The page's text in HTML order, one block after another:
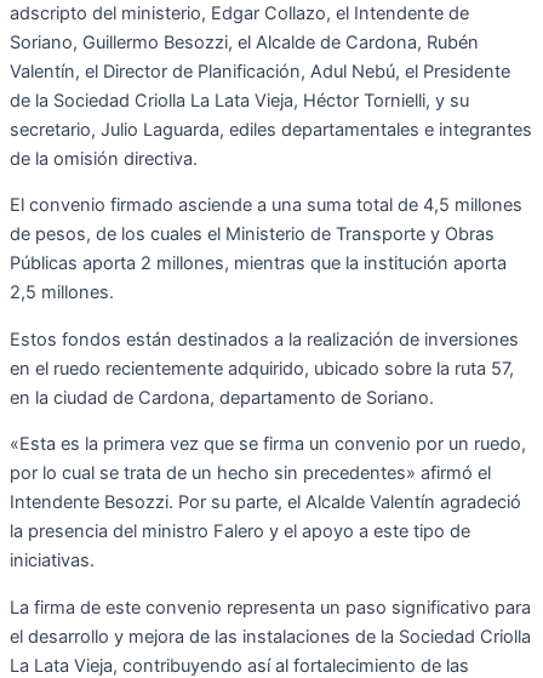
adscripto del ministerio, Edgar Collazo, el Intendente de
Soriano, Guillermo Besozzi, el Alcalde de Cardona, Rubén
Valentín, el Director de Planificación, Adul Nebú, el Presidente
de la Sociedad Criolla La Lata Vieja, Héctor Tornielli, y su
secretario, Julio Laguarda, ediles departamentales e integrantes
de la omisión directiva.
El convenio firmado asciende a una suma total de 4,5 millones
de pesos, de los cuales el Ministerio de Transporte y Obras
Públicas aporta 2 millones, mientras que la institución aporta
2,5 millones.
Estos fondos están destinados a la realización de inversiones
en el ruedo recientemente adquirido, ubicado sobre la ruta 57,
en la ciudad de Cardona, departamento de Soriano.
«Esta es la primera vez que se firma un convenio por un ruedo,
por lo cual se trata de un hecho sin precedentes» afirmó el
Intendente Besozzi. Por su parte, el Alcalde Valentín agradeció
la presencia del ministro Falero y el apoyo a este tipo de
iniciativas.
La firma de este convenio representa un paso significativo para
el desarrollo y mejora de las instalaciones de la Sociedad Criolla
La Lata Vieja, contribuyendo así al fortalecimiento de las